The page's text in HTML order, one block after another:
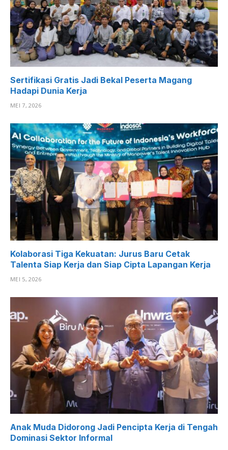
Sertifikasi Gratis Jadi Bekal Peserta Magang
Hadapi Dunia Kerja
MEI 7, 2026
Kolaborasi Tiga Kekuatan: Jurus Baru Cetak
Talenta Siap Kerja dan Siap Cipta Lapangan Kerja
MEI 5, 2026
Anak Muda Didorong Jadi Pencipta Kerja di Tengah
Dominasi Sektor Informal